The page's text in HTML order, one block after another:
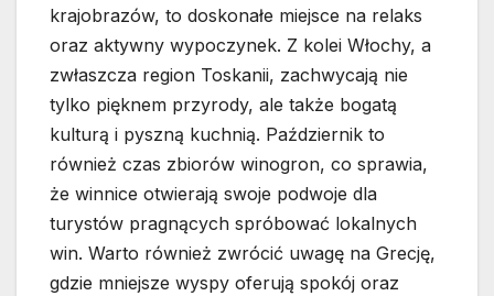
krajobrazów, to doskonałe miejsce na relaks
oraz aktywny wypoczynek. Z kolei Włochy, a
zwłaszcza region Toskanii, zachwycają nie
tylko pięknem przyrody, ale także bogatą
kulturą i pyszną kuchnią. Październik to
również czas zbiorów winogron, co sprawia,
że winnice otwierają swoje podwoje dla
turystów pragnących spróbować lokalnych
win. Warto również zwrócić uwagę na Grecję,
gdzie mniejsze wyspy oferują spokój oraz